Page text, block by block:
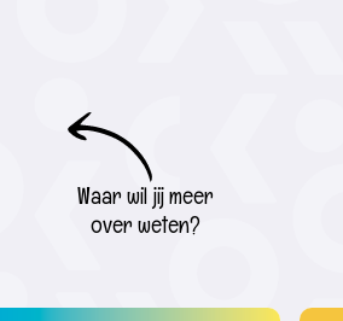
Waar wil jij meer
over weten?